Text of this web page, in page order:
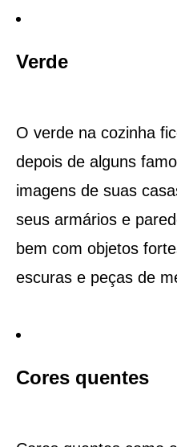
Verde
O verde na cozinha
depois de alguns
imagens de suas
seus armários e
bem com objetos
escuras e peças de
Cores quentes